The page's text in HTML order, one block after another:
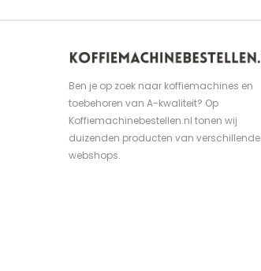
Ben je op zoek naar koffiemachines en
toebehoren van A-kwaliteit? Op
Koffiemachinebestellen.nl tonen wij
duizenden producten van verschillende
webshops.